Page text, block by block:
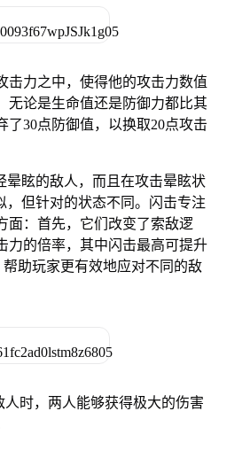
击力之中，使得他的攻击力数值
无论是生命值还是防御力都比其
30点防御值，以换取20点攻击
晕眩的敌人，而且在攻击晕眩状
，但针对的状态不同。闪击专注
面：首先，它们改变了索敌逻
力的倍率，其中闪击最高可提升
助玩家更有效地应对不同的敌
时，两人能够获得极大的伤害